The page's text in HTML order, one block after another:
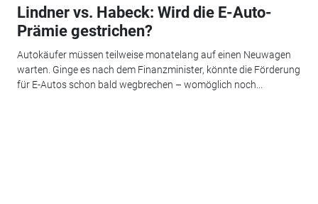
Lindner vs. Habeck: Wird die E-Auto-
Prämie gestrichen?
Autokäufer müssen teilweise monatelang auf einen Neuwagen
warten. Ginge es nach dem Finanzminister, könnte die Förderung
für E-Autos schon bald wegbrechen – womöglich noch...